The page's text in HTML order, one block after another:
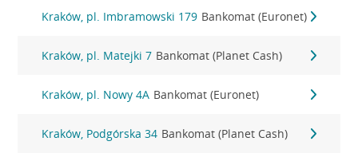
Kraków, pl. Imbramowski 179 Bankomat (Euronet)
Kraków, pl. Matejki 7 Bankomat (Planet Cash)
Kraków, pl. Nowy 4A Bankomat (Euronet)
Kraków, Podgórska 34 Bankomat (Planet Cash)